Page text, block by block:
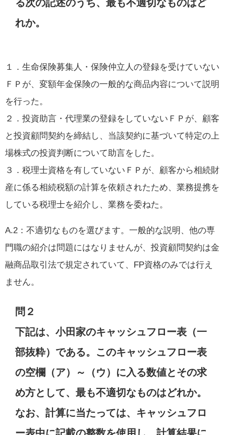
る次の記述のうち、最も不適切なものはど
れか。
１．生命保険募集人・保険仲立人の登録を受けていない
ＦＰが、変額年金保険の一般的な商品内容について説明
を行った。
２．投資助言・代理業の登録をしていないＦＰが、顧客
と投資顧問契約を締結し、当該契約に基づいて特定の上
場株式の投資判断について助言をした。
３．税理士資格を有していないＦＰが、顧客から相続財
産に係る相続税額の計算を依頼されたため、業務提携を
している税理士を紹介し、業務を委ねた。
A.2：不適切なものを選びます。一般的な説明、他の専
門職の紹介は問題にはなりませんが、投資顧問契約は金
融商品取引法で規定されていて、FP資格のみでは行え
ません。
問２
下記は、小田家のキャッシュフロー表（一
部抜粋）である。このキャッシュフロー表
の空欄（ア）～（ウ）に入る数値とその求
め方として、最も不適切なものはどれか。
なお、計算に当たっては、キャッシュフロ
ー表中に記載の整数を使用し、計算結果に